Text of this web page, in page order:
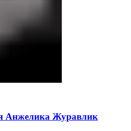
Анжелика Журавлик